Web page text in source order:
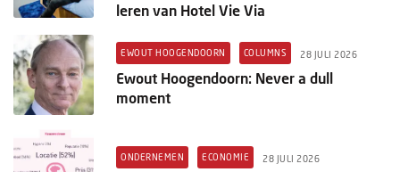
leren van Hotel Vie Via
EWOUT HOOGENDOORN COLUMNS 28 JULI 2026
Ewout Hoogendoorn: Never a dull
moment
ONDERNEMEN ECONOMIE 28 JULI 2026